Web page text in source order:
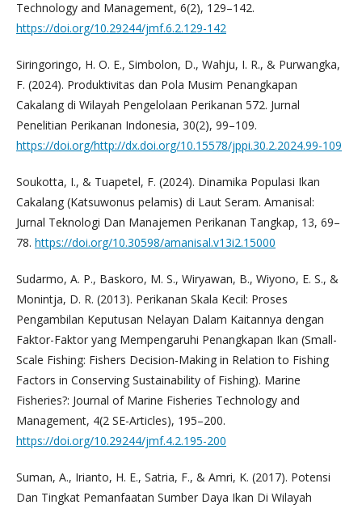
Technology and Management, 6(2), 129–142.
https://doi.org/10.29244/jmf.6.2.129-142
Siringoringo, H. O. E., Simbolon, D., Wahju, I. R., & Purwangka,
F. (2024). Produktivitas dan Pola Musim Penangkapan
Cakalang di Wilayah Pengelolaan Perikanan 572. Jurnal
Penelitian Perikanan Indonesia, 30(2), 99–109.
https://doi.org/http://dx.doi.org/10.15578/jppi.30.2.2024.99-109
Soukotta, I., & Tuapetel, F. (2024). Dinamika Populasi Ikan
Cakalang (Katsuwonus pelamis) di Laut Seram. Amanisal:
Jurnal Teknologi Dan Manajemen Perikanan Tangkap, 13, 69–
78. https://doi.org/10.30598/amanisal.v13i2.15000
Sudarmo, A. P., Baskoro, M. S., Wiryawan, B., Wiyono, E. S., &
Monintja, D. R. (2013). Perikanan Skala Kecil: Proses
Pengambilan Keputusan Nelayan Dalam Kaitannya dengan
Faktor-Faktor yang Mempengaruhi Penangkapan Ikan (Small-
Scale Fishing: Fishers Decision-Making in Relation to Fishing
Factors in Conserving Sustainability of Fishing). Marine
Fisheries?: Journal of Marine Fisheries Technology and
Management, 4(2 SE-Articles), 195–200.
https://doi.org/10.29244/jmf.4.2.195-200
Suman, A., Irianto, H. E., Satria, F., & Amri, K. (2017). Potensi
Dan Tingkat Pemanfaatan Sumber Daya Ikan Di Wilayah